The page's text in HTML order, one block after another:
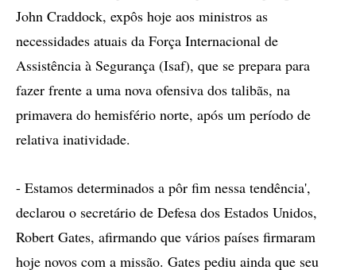
John Craddock, expôs hoje aos ministros as
necessidades atuais da Força Internacional de
Assistência à Segurança (Isaf), que se prepara para
fazer frente a uma nova ofensiva dos talibãs, na
primavera do hemisfério norte, após um período de
relativa inatividade.
- Estamos determinados a pôr fim nessa tendência',
declarou o secretário de Defesa dos Estados Unidos,
Robert Gates, afirmando que vários países firmaram
hoje novos com a missão. Gates pediu ainda que seu